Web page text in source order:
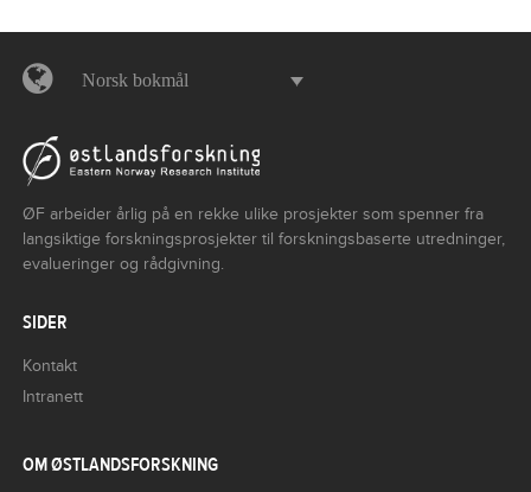
Norsk bokmål
ØF arbeider årlig på en rekke ulike prosjekter som spenner fra
langsiktige forskningsprosjekter til forskningsbaserte utredninger,
evalueringer og rådgivning.
SIDER
Kontakt
Intranett
OM ØSTLANDSFORSKNING